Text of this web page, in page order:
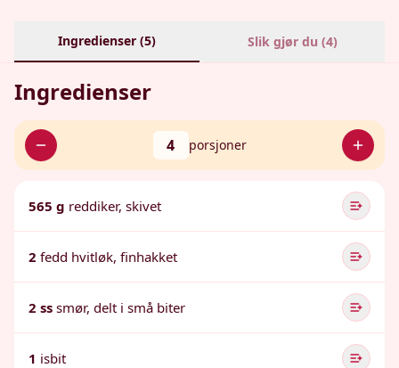
Ingredienser (5) Slik gjør du (4)
Ingredienser
4 porsjoner
565 g reddiker, skivet
2 fedd hvitløk, finhakket
2 ss smør, delt i små biter
1 isbit